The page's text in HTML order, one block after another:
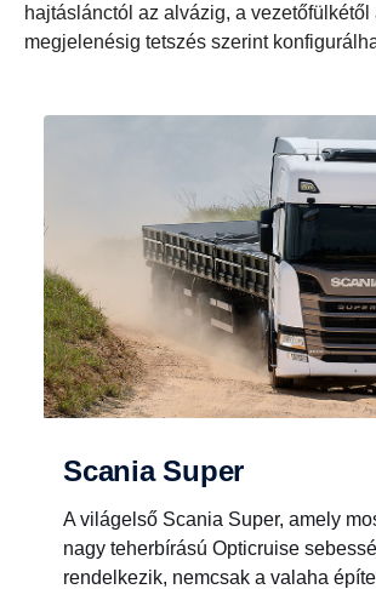
hajtáslánctól az alvázig, a vezetőfülkétől
megjelenésig tetszés szerint
Scania Super
A világelső Scania Super, amely
nagy teherbírású Opticruise
rendelkezik, nemcsak a valaha